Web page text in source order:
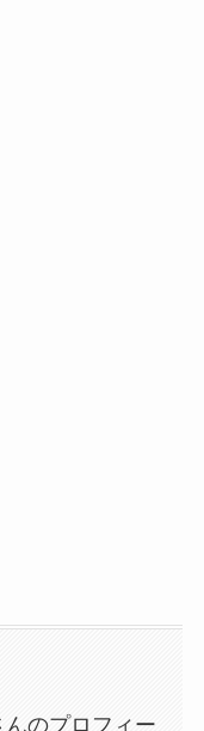
のプロフィー